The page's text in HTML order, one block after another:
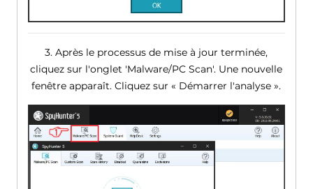
3. Après le processus de mise à jour terminée,
cliquez sur l'onglet 'Malware/PC Scan'. Une nouvelle
fenêtre apparaît. Cliquez sur « Démarrer l'analyse ».